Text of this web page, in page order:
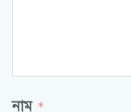
নাম *